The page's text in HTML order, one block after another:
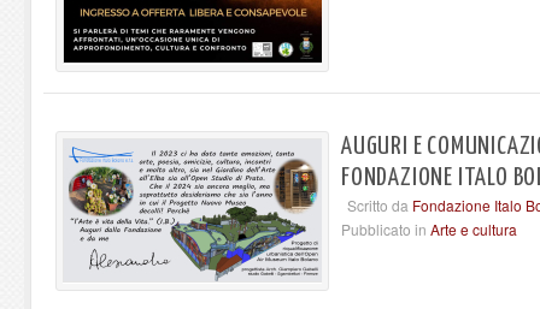
AUGURI E
FONDAZIONE ITALO
Scritto da Fondazione Italo
Pubblicato in Arte e cultura